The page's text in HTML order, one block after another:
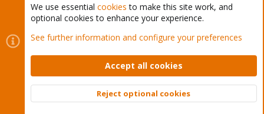
Cookies
Proxmox Support Forum - Light Mode
Contact us
Terms and rules Privacy policy Help Home
Community platform by XenForo © 2010-2026 XenForo Ltd.
Top
We use essential cookies to make this site work, and
optional cookies to enhance your experience.
See further information and configure your preferences
Accept all cookies
Reject optional cookies